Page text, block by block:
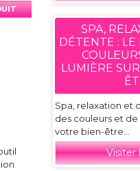
SPA,
DÉTENTE :
LUMIÈRE
Spa, relaxation et
des couleurs et de
votre bien-être...
Visiter